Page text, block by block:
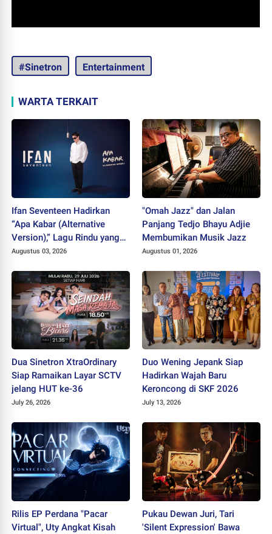
#Sinetron Entertainment
WARTA TERKAIT
Ifan Seventeen Hadirkan
“Apa Kabar (Alternative
Version),” Lagu Rindu yang
Belum Usai
Augustus 03, 2026
"Omah Jazz" dan Jalan
Panjang Tedjo Bhayu Adjie
Membumikan Musik Jazz
Augustus 01, 2026
Dua Sinetron XtraOrdinary
Siap Ramaikan Layar SCTV
jelang HUT ke-36
July 26, 2026
Duo Wening Jepank Siap
Hadirkan Wajah Baru
Keroncong di SKF 2026
July 13, 2026
Rilis EP Perdana "Pacar
Virtual", Uty Angkat Kisah
Pukau Dewan Juri, Tari
'Silent Expression' Bawa